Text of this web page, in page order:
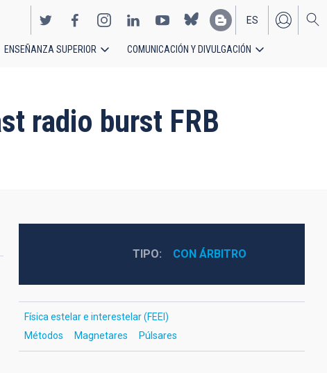
EN
ES
ENSEÑANZA SUPERIOR COMUNICACIÓN Y DIVULGACIÓN
radio burst FRB
TIPO CON ÁRBITRO
Física estelar e interestelar (FEEI)
Métodos
Magnetares Púlsares